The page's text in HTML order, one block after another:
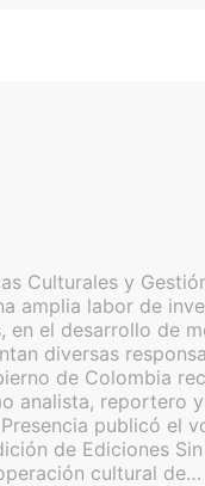
Culturales y
amplia labor de
el desarrollo de
diversas
de Colombia
analista, reportero
publicó el
de Ediciones
cultural de…